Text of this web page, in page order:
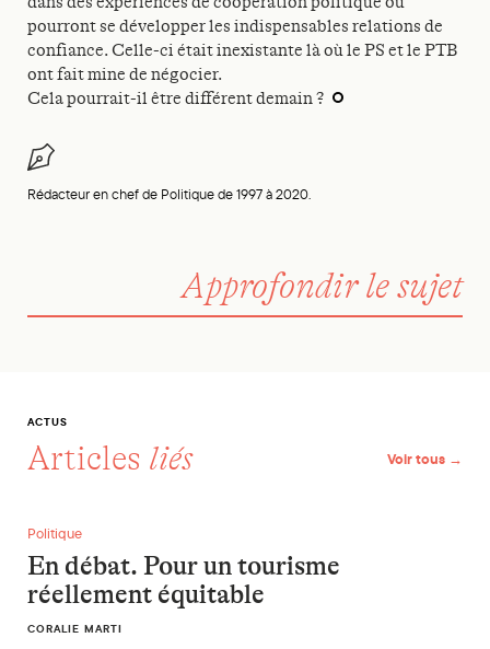
Rédacteur en chef de Politique de 1997 à 2020.
pourront se développer les indispensables relations de
confiance. Celle-ci était inexistante là où le PS et le PTB
ont fait mine de négocier.
Cela pourrait-il être différent demain ?
Approfondir le sujet
ACTUS
Articles liés Voir tous →
En débat. Pour un tourisme réellement équitable
Politique
En débat. Pour un tourisme
réellement équitable
CORALIE MARTI